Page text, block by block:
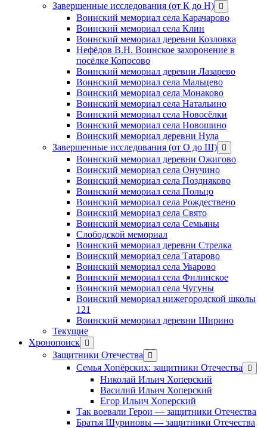
Завершенные исследования (от К до Н) открыть
меню
Воинский мемориал села Карачарово
Воинский мемориал села Клин
Воинский мемориал деревни Козловка
Нефёдов В.Н. Воинское захоронение в
посёлке Копосово
Воинский мемориал деревни Лазарево
Воинский мемориал села Мальцево
Воинский мемориал села Монаково
Воинский мемориал села Натальино
Воинский мемориал села Новосёлки
Воинский мемориал села Новошино
Воинский мемориал деревни Нула
Завершенные исследования (от О до Ш) открыть
меню
Воинский мемориал деревни Ожигово
Воинский мемориал села Онучино
Воинский мемориал села Поздняково
Воинский мемориал села Польцо
Воинский мемориал села Рождествено
Воинский мемориал села Свято
Воинский мемориал села Семьяны
Слободской мемориал
Воинский мемориал деревни Стрелка
Воинский мемориал села Татарово
Воинский мемориал села Уварово
Воинский мемориал села Филинское
Воинский мемориал села Чугуны
Воинский мемориал нижегородской школы
121
Воинский мемориал деревни Ширино
Текущие
Хронопоиск открыть
меню
Защитники Отечества
открыть
меню
Семья Хопёрских: защитники Отечества
меню
Николай Ильич Хоперский
Василий Ильич Хоперский
Егор Ильич Хоперский
Так воевали Герои — защитники Отечества
Братья Шуриновы — защитники Отечества